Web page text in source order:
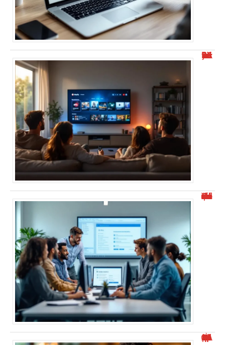
Wiflix nouvelle adresse : toutes les infos en juin 2025
Documentation de l’outil de déploiement Office
À quel GAFAM WhatsApp appartient-il ?